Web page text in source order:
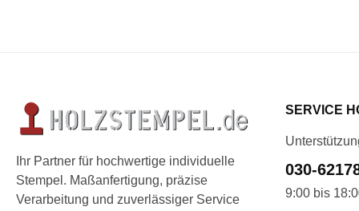
Ihr Partner für hochwertige individuelle
Stempel. Maßanfertigung, präzise
Verarbeitung und zuverlässiger Service
SERVICE
030-
9:00 bis